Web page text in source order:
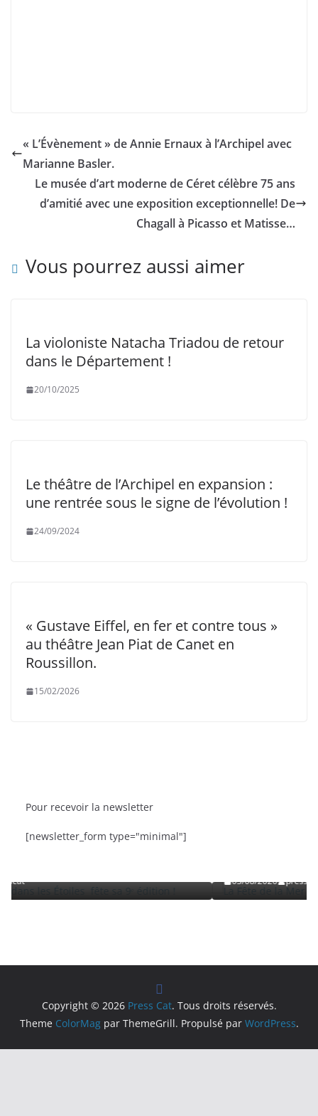
« L’Évènement » de Annie Ernaux à l’Archipel avec
Marianne Basler.
Le musée d’art moderne de Céret célèbre 75 ans
d’amitié avec une exposition exceptionnelle! De
Chagall à Picasso et Matisse…
Vous pourrez aussi aimer
La violoniste Natacha Triadou de retour
dans le Département !
20/10/2025
Le théâtre de l’Archipel en expansion :
une rentrée sous le signe de l’évolution !
24/09/2024
« Gustave Eiffel, en fer et contre tous »
au théâtre Jean Piat de Canet en
Roussillon.
15/02/2026
Pour recevoir la newsletter
[newsletter_form type="minimal"]
fête sa 9ᵉ édition
La Fête de la Mer et des Pêcheurs
03/08/2026 presscat
Copyright © 2026 Press Cat. Tous droits réservés.
Theme ColorMagpar ThemeGrill. Propulsé par WordPress.